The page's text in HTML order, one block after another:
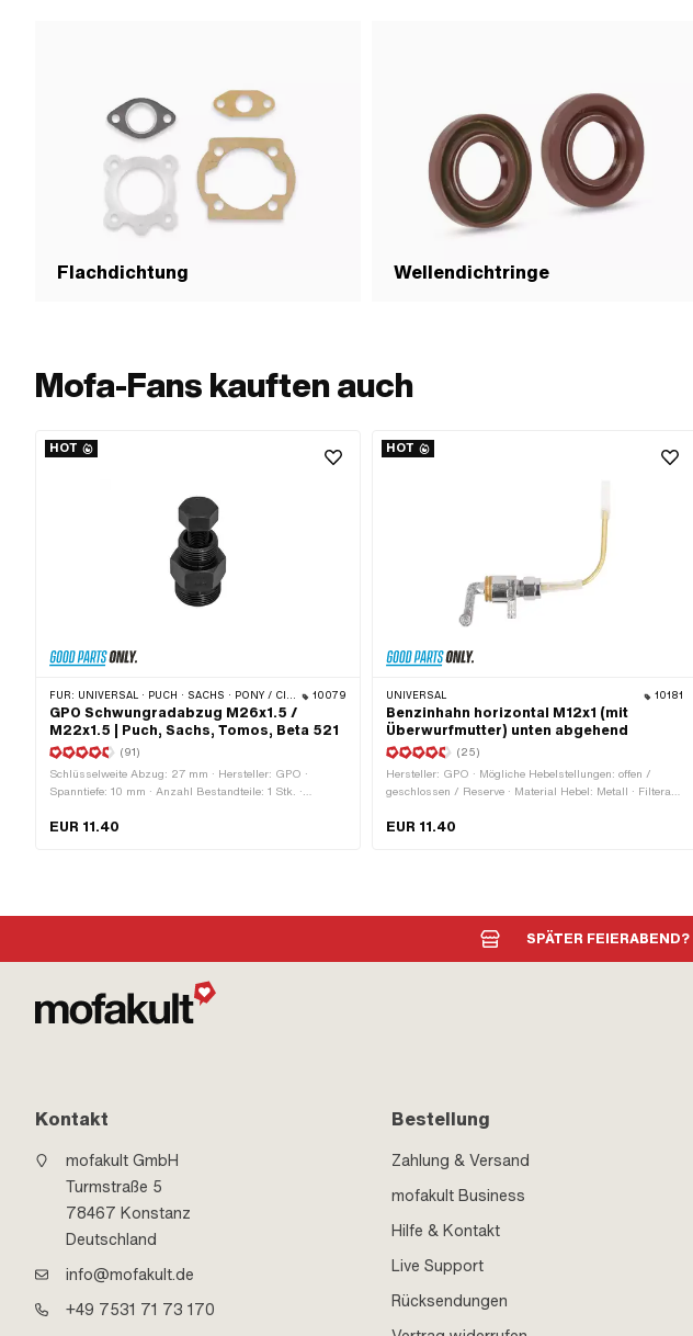
Flachdichtung Wellendichtringe
Mofa-Fans kauften auch
HOT
FÜR: UNIVERSAL · PUCH · SACHS · PONY / CILO (BETA 521 & 512) · ZÜNDAPP BELMONDO · TOMOS · DKW · HERCULES · KREIDLER · ZÜNDAPP · KTM · RIXE 10079
GPO Schwungradabzug M26x1.5 /
M22x1.5 | Puch, Sachs, Tomos, Beta 521
(91)
Schlüsselweite Abzug: 27 mm · Hersteller: GPO ·
Spanntiefe: 10 mm · Anzahl Bestandteile: 1 Stk. ·
MF22x1.5 (Feingewinde) · Gewindeart: MF26x1.5
EUR 11.40
HOT
UNIVERSAL 10181
Benzinhahn horizontal M12x1 (mit
Überwurfmutter) unten abgehend
(25)
Hersteller: GPO · Mögliche Hebelstellungen: offen /
geschlossen / Reserve · Material Hebel: Metall · Filterart:
Einbaurichtung: waagrecht / horizontal ·
EUR 11.40
SPÄTER FEIERABEND?
Kontakt
mofakult GmbH
Turmstraße 5
78467 Konstanz
Deutschland
info@mofakult.de
+49 7531 71 73 170
Bestellung
Zahlung & Versand
mofakult Business
Hilfe & Kontakt
Live Support
Rücksendungen